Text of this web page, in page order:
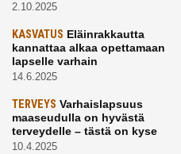
2.10.2025
KASVATUS Eläinrakkautta
kannattaa alkaa opettamaan
lapselle varhain
14.6.2025
TERVEYS Varhaislapsuus
maaseudulla on hyvästä
terveydelle – tästä on kyse
10.4.2025